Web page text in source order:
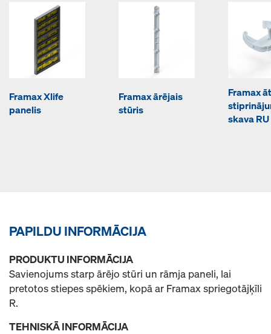
Framax Xlife
panelis
Framax ārējais
stūris
Framax
skava RU
PAPILDU INFORMĀCIJA
PRODUKTU INFORMĀCIJA
Savienojums starp ārējo stūri un rāmja paneli, lai
pretotos stiepes spēkiem, kopā ar Framax spriegotājķīli
R.
TEHNISKĀ INFORMĀCIJA